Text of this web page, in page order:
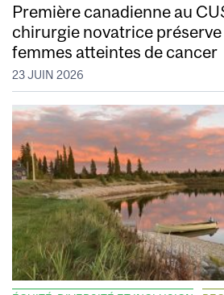
Première canadienne au
chirurgie novatrice
femmes atteintes de cancer
23 JUIN 2026